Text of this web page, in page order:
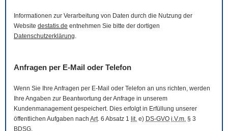
Informationen zur Verarbeitung von Daten durch die Nutzung der
Website destatis.de entnehmen Sie bitte der dortigen
Datenschutzerklärung.
Anfragen per E-Mail oder Telefon
Wenn Sie Ihre Anfragen per E-Mail oder Telefon an uns richten, werden
Ihre Angaben zur Beantwortung der Anfrage in unserem
Kundenmanagement gespeichert. Dies erfolgt in Erfüllung unserer
öffentlichen Aufgaben nach Art. 6 Absatz 1 lit. e) DS-GVO i.V.m. § 3
BDSG.